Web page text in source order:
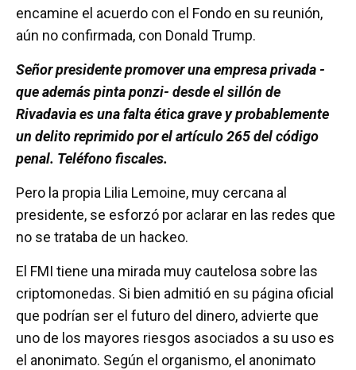
encamine el acuerdo con el Fondo en su reunión,
aún no confirmada, con Donald Trump.
Señor presidente promover una empresa privada -
que además pinta ponzi- desde el sillón de
Rivadavia es una falta ética grave y probablemente
un delito reprimido por el artículo 265 del código
penal. Teléfono fiscales.
Pero la propia Lilia Lemoine, muy cercana al
presidente, se esforzó por aclarar en las redes que
no se trataba de un hackeo.
El FMI tiene una mirada muy cautelosa sobre las
criptomonedas. Si bien admitió en su página oficial
que podrían ser el futuro del dinero, advierte que
uno de los mayores riesgos asociados a su uso es
el anonimato. Según el organismo, el anonimato